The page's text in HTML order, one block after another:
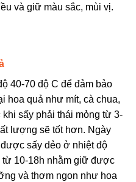
và giữ màu sắc, mùi vị.
40-70 độ C để đảm bảo
hoa quả như mít, cà chua,
sấy phải thái mỏng từ 3-
lượng sẽ tốt hơn. Ngày
sấy dẻo ở nhiệt độ
10-18h nhằm giữ được
và thơm ngon như hoa